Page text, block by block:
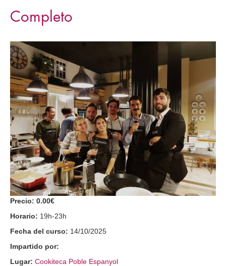
Completo
Precio: 0.00€
Horario: 19h-23h
Fecha del curso: 14/10/2025
Impartido por:
Lugar: Cookiteca Poble Espanyol